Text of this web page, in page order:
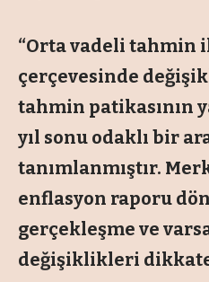
“Orta vadeli tahmin
çerçevesinde
tahmin patikasının
yıl sonu odaklı bir
tanımlanmıştır.
enflasyon raporu
gerçekleşme ve
değişiklikleri